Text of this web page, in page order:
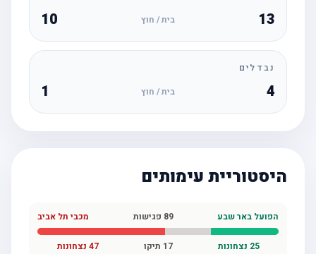
13 בית / חוץ 10
נבדלים
בית / חוץ
היסטוריית עימותים
הפועל באר שבע 89פגישות מכבי תל אביב
25נצחונות 17תיקו 47נצחונות